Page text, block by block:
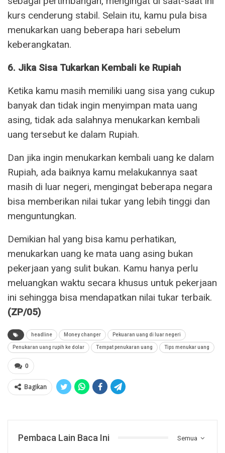
kurs cenderung stabil. Selain itu, kamu pula bisa
menukarkan uang beberapa hari sebelum
keberangkatan.
6. Jika Sisa Tukarkan Kembali ke Rupiah
Ketika kamu masih memiliki uang sisa yang cukup
banyak dan tidak ingin menyimpan mata uang
asing, tidak ada salahnya menukarkan kembali
uang tersebut ke dalam Rupiah.
Dan jika ingin menukarkan kembali uang ke dalam
Rupiah, ada baiknya kamu melakukannya saat
masih di luar negeri, mengingat beberapa negara
bisa memberikan nilai tukar yang lebih tinggi dan
menguntungkan.
Demikian hal yang bisa kamu perhatikan,
menukarkan uang ke mata uang asing bukan
pekerjaan yang sulit bukan. Kamu hanya perlu
meluangkan waktu secara khusus untuk pekerjaan
ini sehingga bisa mendapatkan nilai tukar terbaik.
(ZP/05)
headline Money changer Pekuaran uang di luar negeri
Penukaran uang rupih ke dolar Tempat penukaran uang Tips menukar uang
0
Bagikan
Semua
Pembaca Lain Baca Ini